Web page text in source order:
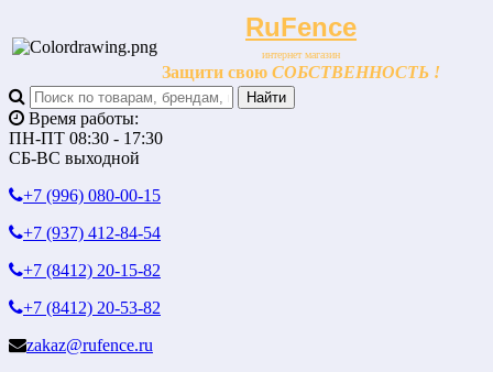
RuFence
интернет магазин
Защити свою СОБСТВЕННОСТЬ !
Время работы:
ПН-ПТ 08:30 - 17:30
СБ-ВС выходной
+7 (996) 080-00-15
+7 (937) 412-84-54
+7 (8412) 20-15-82
+7 (8412) 20-53-82
zakaz@rufence.ru